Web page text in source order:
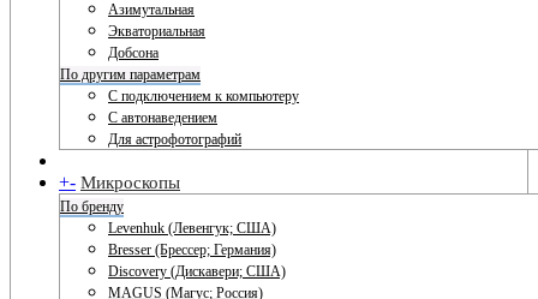
Азимутальная
Экваториальная
Добсона
По другим параметрам
С подключением к компьютеру
С автонаведением
Для астрофотографий
+- Микроскопы
По бренду
Levenhuk (Левенгук; США)
Bresser (Брессер; Германия)
Discovery (Дискавери; США)
MAGUS (Магус; Россия)